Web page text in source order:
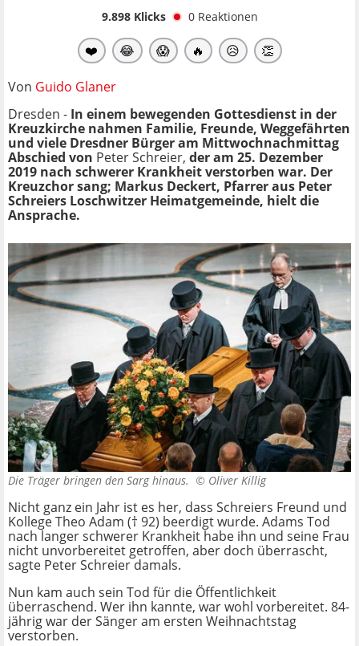
9.898Klicks 0 Reaktionen
❤️ 😂 😱 🔥 😥 👏
Von Guido Glaner
Dresden - In einem bewegenden Gottesdienst in der
Kreuzkirche nahmen Familie, Freunde, Weggefährten
und viele Dresdner Bürger am Mittwochnachmittag
Abschied von Peter Schreier, der am 25. Dezember
2019 nach schwerer Krankheit verstorben war. Der
Kreuzchor sang; Markus Deckert, Pfarrer aus Peter
Schreiers Loschwitzer Heimatgemeinde, hielt die
Ansprache.
Die Träger bringen den Sarg hinaus. © Oliver Killig
Nicht ganz ein Jahr ist es her, dass Schreiers Freund und
Kollege Theo Adam († 92) beerdigt wurde. Adams Tod
nach langer schwerer Krankheit habe ihn und seine Frau
nicht unvorbereitet getroffen, aber doch überrascht,
sagte Peter Schreier damals.
Nun kam auch sein Tod für die Öffentlichkeit
überraschend. Wer ihn kannte, war wohl vorbereitet. 84-
jährig war der Sänger am ersten Weihnachtstag
verstorben.